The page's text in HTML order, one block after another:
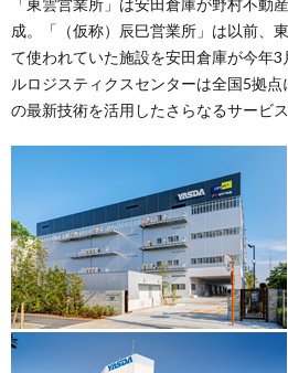
成。「（仮称）辰巳営業所」は以前、
て使われていた施設を安田倉庫が今年
ルロジスティクスセンターは全国5拠
の最新技術を活用したさらなるサービ